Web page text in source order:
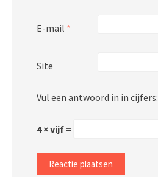
E-mail *
Site
Vul een antwoord in in cijfers:
4 × vijf =